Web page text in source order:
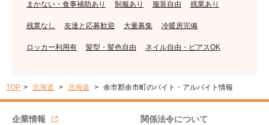
まかない・食事補助あり 制服あり 服装自由 残業あり
残業なし 友達と応募歓迎 大量募集 冷暖房完備
ロッカー利用有 髪型・髪色自由 ネイル自由・ピアスOK
TOP 北海道 北海道 余市郡余市町のバイト・アルバイト情報
企業情報 関係法令について